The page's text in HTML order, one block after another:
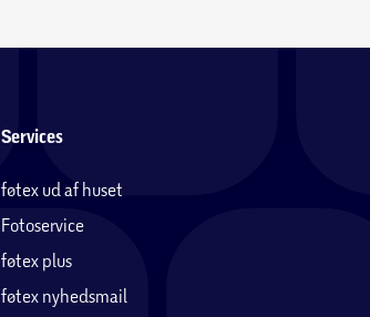
Services
føtex ud af huset
Fotoservice
føtex plus
føtex nyhedsmail